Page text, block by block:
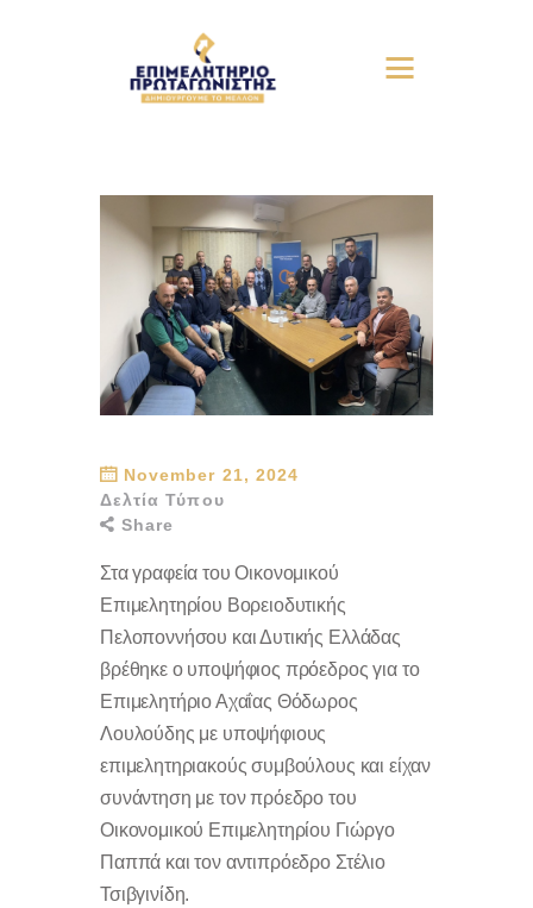
November 21, 2024
Δελτία Τύπου
Share
Στα γραφεία του Οικονομικού
Επιμελητηρίου Βορειοδυτικής
Πελοποννήσου και Δυτικής Ελλάδας
βρέθηκε ο υποψήφιος πρόεδρος για το
Επιμελητήριο Αχαΐας Θόδωρος
Λουλούδης με υποψήφιους
επιμελητηριακούς συμβούλους και είχαν
συνάντηση με τον πρόεδρο του
Οικονομικού Επιμελητηρίου Γιώργο
Παππά και τον αντιπρόεδρο Στέλιο
Τσιβγινίδη.